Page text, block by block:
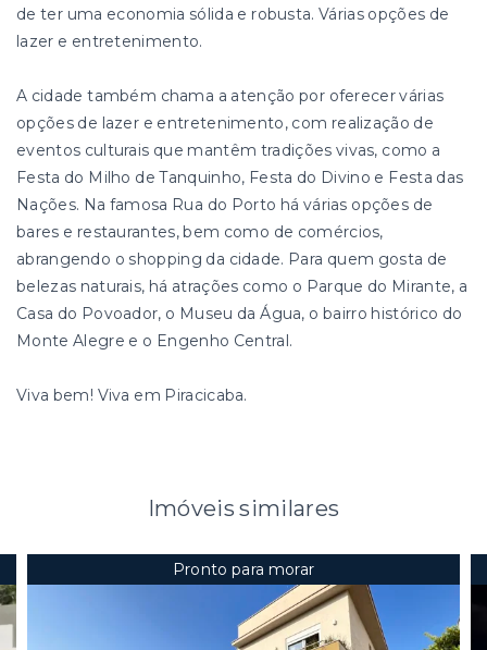
de ter uma economia sólida e robusta. Várias opções de
lazer e entretenimento.
A cidade também chama a atenção por oferecer várias
opções de lazer e entretenimento, com realização de
eventos culturais que mantêm tradições vivas, como a
Festa do Milho de Tanquinho, Festa do Divino e Festa das
Nações. Na famosa Rua do Porto há várias opções de
bares e restaurantes, bem como de comércios,
abrangendo o shopping da cidade. Para quem gosta de
belezas naturais, há atrações como o Parque do Mirante, a
Casa do Povoador, o Museu da Água, o bairro histórico do
Monte Alegre e o Engenho Central.
Viva bem! Viva em Piracicaba.
Imóveis similares
Pronto para morar